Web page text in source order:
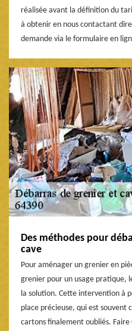
réalisée avant la définition du
à obtenir en nous contactant
demande via le formulaire en
Des méthodes pour
cave
Pour aménager un grenier en
grenier pour un usage pratique,
la solution. Cette intervention à
place précieuse, qui est souvent
cartons finalement oubliés. Faire